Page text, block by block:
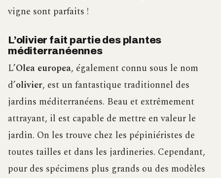
vigne sont parfaits !
L’olivier fait partie des plantes
méditerranéennes
L’Olea europea, également connu sous le nom
d’olivier, est un fantastique traditionnel des
jardins méditerranéens. Beau et extrêmement
attrayant, il est capable de mettre en valeur le
jardin. On les trouve chez les pépiniéristes de
toutes tailles et dans les jardineries. Cependant,
pour des spécimens plus grands ou des modèles